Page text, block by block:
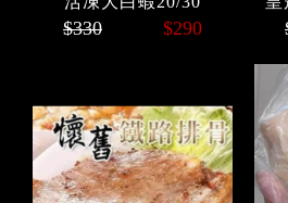
$330 $290